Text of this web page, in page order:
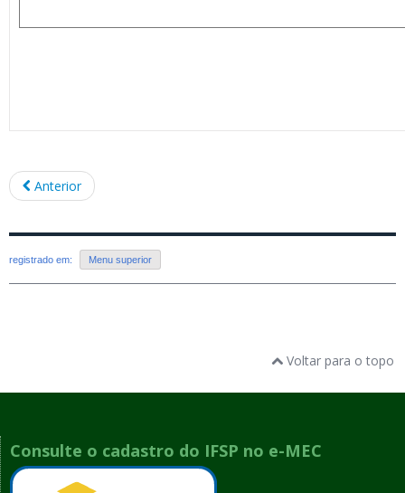
Anterior
registrado em: Menu superior
Voltar para o topo
Consulte o cadastro do IFSP no e-MEC